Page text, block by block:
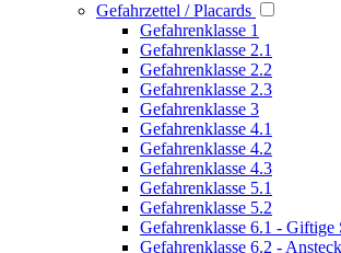
Gefahrzettel / Placards
Gefahrenklasse 1
Gefahrenklasse 2.1
Gefahrenklasse 2.2
Gefahrenklasse 2.3
Gefahrenklasse 3
Gefahrenklasse 4.1
Gefahrenklasse 4.2
Gefahrenklasse 4.3
Gefahrenklasse 5.1
Gefahrenklasse 5.2
Gefahrenklasse 6.1 - Giftige
Gefahrenklasse 6.2 -